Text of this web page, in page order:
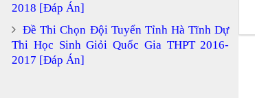
2018 [Đáp Án]
Đề Thi Chọn Đội Tuyển Tỉnh Hà Tĩnh Dự
Thi Học Sinh Giỏi Quốc Gia THPT 2016-
2017 [Đáp Án]